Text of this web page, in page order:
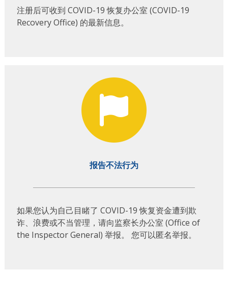
注册后可收到 COVID-19 恢复办公室 (COVID-19
Recovery Office) 的最新信息。
报告不法行为
如果您认为自己目睹了 COVID-19 恢复资金遭到欺
诈、浪费或不当管理，请向监察长办公室 (Office of
the Inspector General) 举报。 您可以匿名举报。